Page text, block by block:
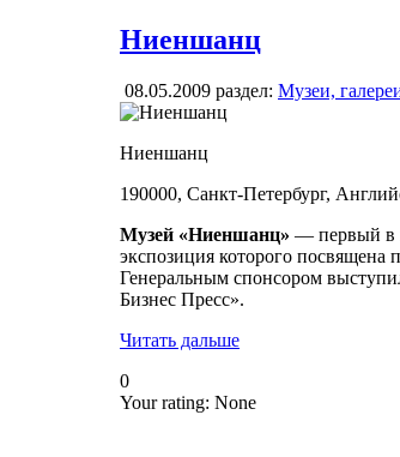
Ниеншанц
08.05.2009 раздел: Музеи,
Ниеншанц
190000, Санкт-Петербург,
Музей «Ниеншанц» — первый в
экспозиция которого
Генеральным спонсором
Бизнес Пресс».
Читать дальше
0
Your rating: None